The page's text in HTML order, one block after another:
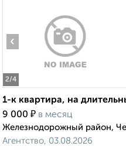
2/4
‹
1-к квартира, на
9 000 ₽ в месяц
Железнодорожный район,
Агентство, 03.08.2026